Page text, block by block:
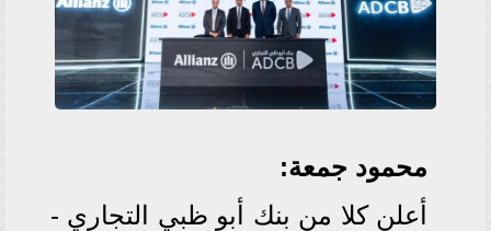
محمود جمعة:
أعلن كلا من بنك أبو ظبي التجاري -